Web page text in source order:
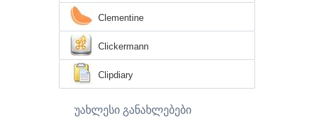
Clementine
Clickermann
Clipdiary
უახლესი განახლებები